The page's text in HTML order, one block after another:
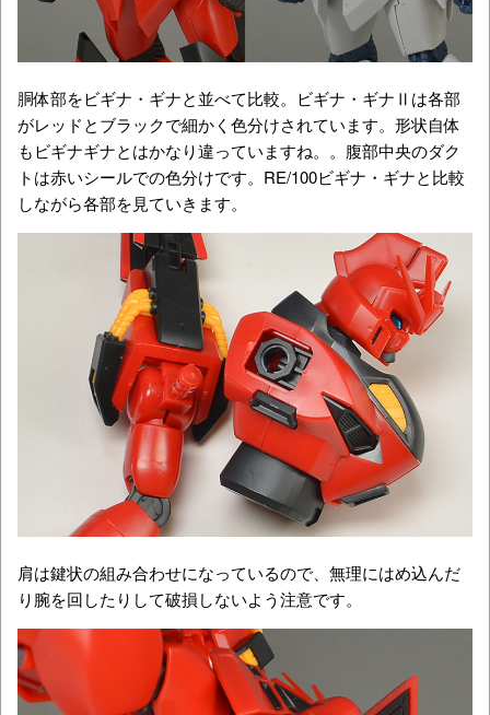
胴体部をビギナ・ギナと並べて比較。ビギナ・ギナⅡは各部
がレッドとブラックで細かく色分けされています。形状自体
もビギナギナとはかなり違っていますね。。腹部中央のダク
トは赤いシールでの色分けです。RE/100ビギナ・ギナと比較
しながら各部を見ていきます。
肩は鍵状の組み合わせになっているので、無理にはめ込んだ
り腕を回したりして破損しないよう注意です。